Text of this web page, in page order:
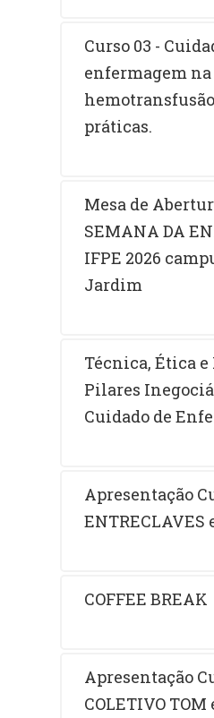
Curso 03 -
enfermagem na
práticas.
Mesa de
SEMANA DA
IFPE 2026
Jardim
Técnica, Ética
Pilares
Cuidado de
Apresentação
ENTRECLAVES
COFFEE BREAK
Apresentação
COLETIVO TOM